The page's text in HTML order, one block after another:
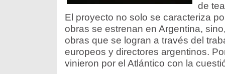
de
El proyecto no solo se caracteriza
obras se estrenan en Argentina,
obras que se logran a través del
europeos y directores argentinos.
vinieron por el Atlántico con la